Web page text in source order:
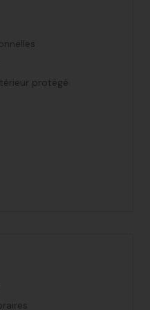
protégé